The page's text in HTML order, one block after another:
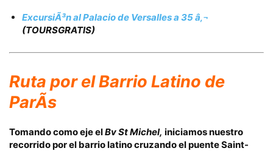
ExcursiÃ³n al Palacio de Versalles a 35 â‚¬
(TOURSGRATIS)
Ruta por elBarrio Latino de
ParÃ­s
Tomando como eje elBv St Michel, iniciamos nuestro
recorrido por el barrio latino cruzando elpuente Saint-